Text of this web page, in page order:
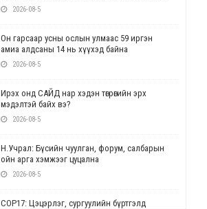
2026-08-5
Он гарсаар усны ослын улмаас 59 иргэн
амиа алдсаны 14 нь хүүхэд байна
2026-08-5
Ирэх онд САЙД нар хэдэн төгрөгийн эрх
мэдэлтэй байх вэ?
2026-08-5
Н.Учрал: Бүсийн чуулган, форум, салбарын
ойн арга хэмжээг цуцална
2026-08-5
СОР17: Цэцэрлэг, сургуулийн бүртгэлд